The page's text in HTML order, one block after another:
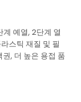
예열, 2단계 열
스틱 재질 및 필
, 더 높은 용접 품